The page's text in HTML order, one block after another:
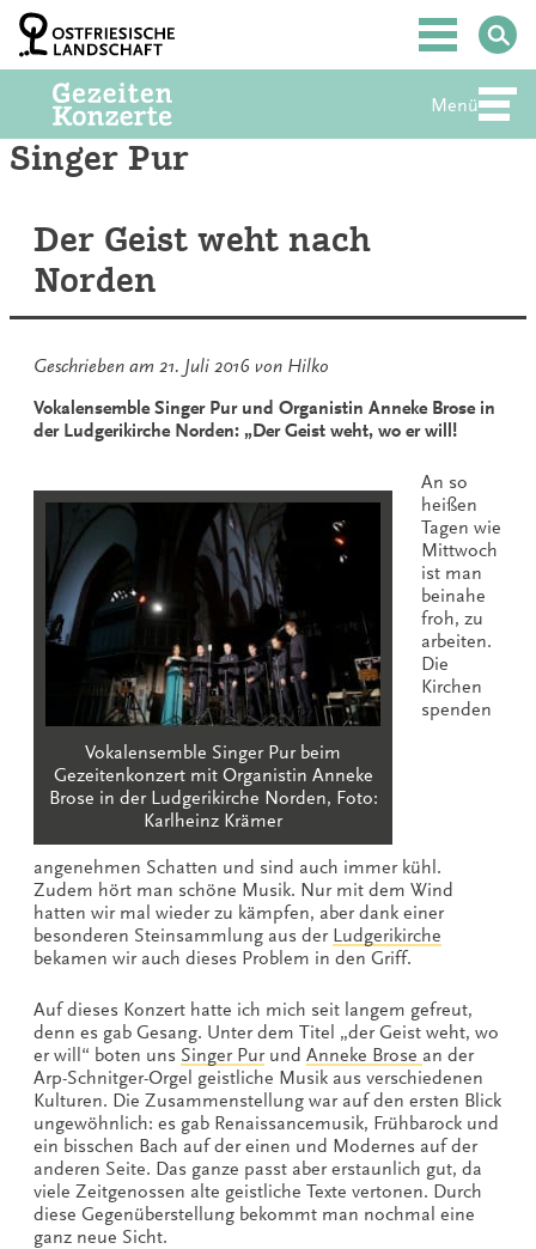
Zum
Inhalt
springen
Hauptmenü
Menü
Singer Pur
Der Geist weht nach
Norden
Geschrieben am 21. Juli 2016 von Hilko
Vokalensemble Singer Pur und Organistin Anneke Brose in
der Ludgerikirche Norden: „Der Geist weht, wo er will!
Vokalensemble Singer Pur beim
Gezeitenkonzert mit Organistin Anneke
Brose in der Ludgerikirche Norden, Foto:
Karlheinz Krämer
An so
heißen
Tagen wie
Mittwoch
ist man
beinahe
froh, zu
arbeiten.
Die
Kirchen
spenden
angenehmen Schatten und sind auch immer kühl.
Zudem hört man schöne Musik. Nur mit dem Wind
hatten wir mal wieder zu kämpfen, aber dank einer
besonderen Steinsammlung aus der Ludgerikirche
bekamen wir auch dieses Problem in den Griff.
Auf dieses Konzert hatte ich mich seit langem gefreut,
denn es gab Gesang. Unter dem Titel „der Geist weht, wo
er will“ boten uns Singer Purund Anneke Brose an der
Arp-Schnitger-Orgel geistliche Musik aus verschiedenen
Kulturen. Die Zusammenstellung war auf den ersten Blick
ungewöhnlich: es gab Renaissancemusik, Frühbarock und
ein bisschen Bach auf der einen und Modernes auf der
anderen Seite. Das ganze passt aber erstaunlich gut, da
viele Zeitgenossen alte geistliche Texte vertonen. Durch
diese Gegenüberstellung bekommt man nochmal eine
ganz neue Sicht.